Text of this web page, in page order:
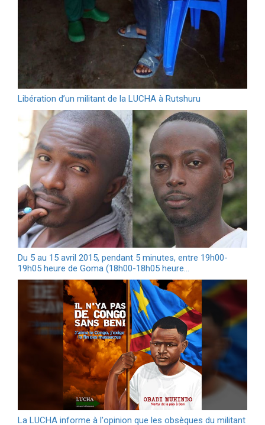
Libération d’un militant de la LUCHA à Rutshuru
Du 5 au 15 avril 2015, pendant 5 minutes, entre 19h00-
19h05 heure de Goma (18h00-18h05 heure…
La LUCHA informe à l'opinion que les obsèques du militant